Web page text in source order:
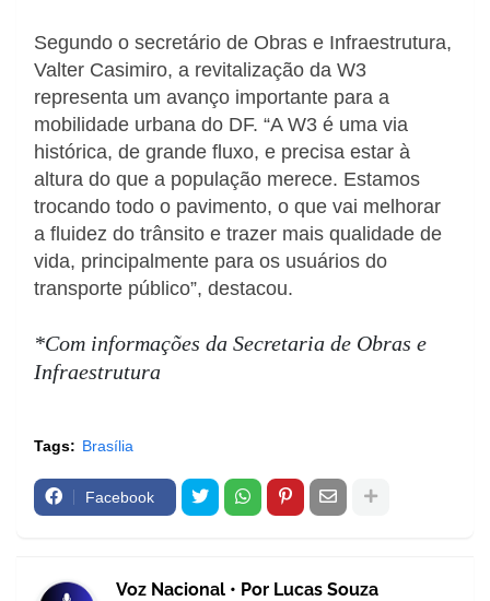
Segundo o secretário de Obras e Infraestrutura,
Valter Casimiro, a revitalização da W3
representa um avanço importante para a
mobilidade urbana do DF. “A W3 é uma via
histórica, de grande fluxo, e precisa estar à
altura do que a população merece. Estamos
trocando todo o pavimento, o que vai melhorar
a fluidez do trânsito e trazer mais qualidade de
vida, principalmente para os usuários do
transporte público”, destacou.
*Com informações da Secretaria de Obras e
Infraestrutura
Tags: Brasília
Facebook
Voz Nacional • Por Lucas Souza